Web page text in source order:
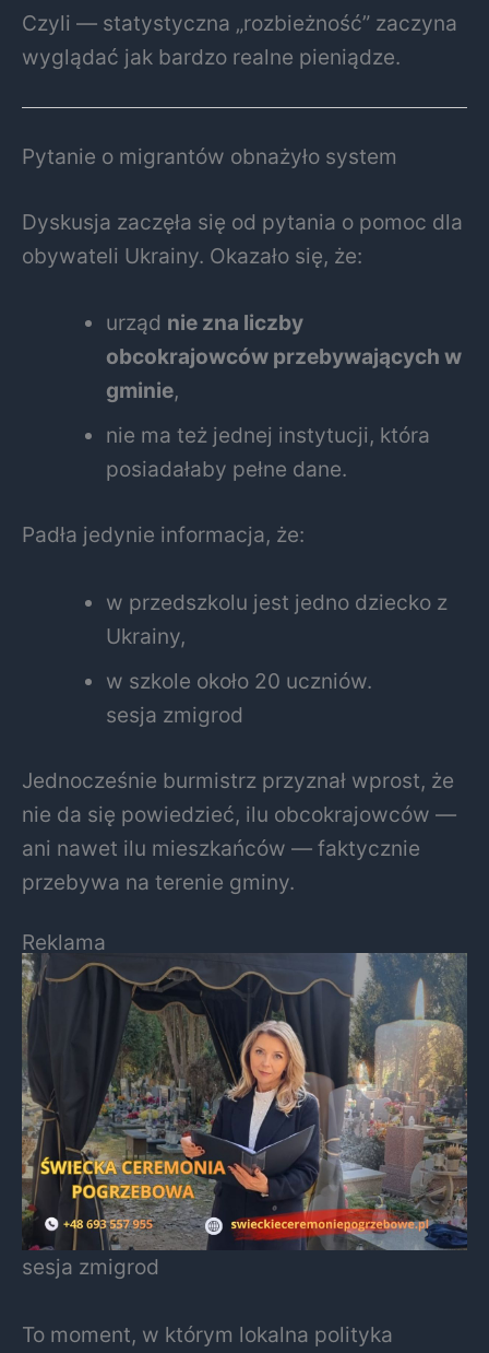
Czyli — statystyczna „rozbieżność” zaczyna
wyglądać jak bardzo realne pieniądze.
Pytanie o migrantów obnażyło system
Dyskusja zaczęła się od pytania o pomoc dla
obywateli Ukrainy. Okazało się, że:
urząd nie zna liczby
obcokrajowców przebywających w
gminie,
nie ma też jednej instytucji, która
posiadałaby pełne dane.
Padła jedynie informacja, że:
w przedszkolu jest jedno dziecko z
Ukrainy,
w szkole około 20 uczniów.
sesja zmigrod
Jednocześnie burmistrz przyznał wprost, że
nie da się powiedzieć, ilu obcokrajowców —
ani nawet ilu mieszkańców — faktycznie
przebywa na terenie gminy.
Reklama
sesja zmigrod
To moment, w którym lokalna polityka